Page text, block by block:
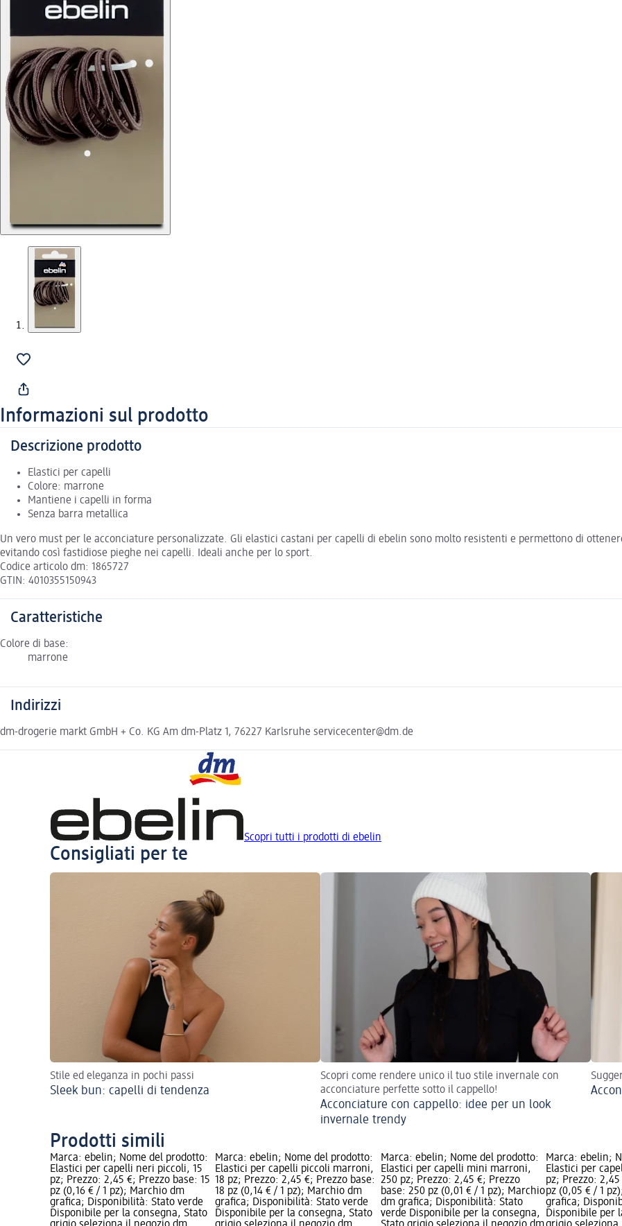
Informazioni sul prodotto
Descrizione prodotto
Elastici per capelli
Colore: marrone
Mantiene i capelli in forma
Senza barra metallica
Un vero must per le acconciature personalizzate. Gli elastici castani per capelli di ebelin sono molto resistenti e permettono di
evitando così fastidiose pieghe nei capelli. Ideali anche per lo sport.
Codice articolo dm: 1865727
GTIN: 4010355150943
Caratteristiche
Colore di base:
marrone
Indirizzi
dm-drogerie markt GmbH + Co. KG Am dm-Platz 1, 76227 Karlsruhe servicecenter@dm.de
Scopri tutti i prodotti di ebelin
Consigliati per te
Stile ed eleganza in pochi passi
Sleek bun: capelli di tendenza
Scopri come rendere unico il tuo stile invernale con
acconciature perfette sotto il cappello!
Acconciature con cappello: idee per un look
invernale trendy
Prodotti simili
Marca: ebelin; Nome del prodotto:
Elastici per capelli neri piccoli, 15
pz; Prezzo: 2,45 €; Prezzo base: 15
pz (0,16 € / 1 pz); Marchio dm
grafica; Disponibilità: Stato verde
Disponibile per la consegna, Stato
Marca: ebelin; Nome del prodotto:
Elastici per capelli piccoli marroni,
18 pz; Prezzo: 2,45 €; Prezzo base:
18 pz (0,14 € / 1 pz); Marchio dm
grafica; Disponibilità: Stato verde
Disponibile per la consegna, Stato
Marca: ebelin; Nome del prodotto:
Elastici per capelli mini marroni,
250 pz; Prezzo: 2,45 €; Prezzo
base: 250 pz (0,01 € / 1 pz); Marchio
dm grafica; Disponibilità: Stato
verde Disponibile per la consegna,
Marca: ebelin;
Elastici per
pz; Prezzo:
pz (0,05 € / 1
grafica;
Disponibile per